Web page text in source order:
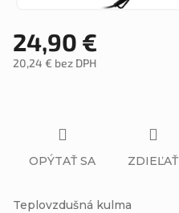
24,90 €
20,24 € bez DPH
Teplovzdušná kulma
OPÝTAŤ SA ZDIEĽAŤ